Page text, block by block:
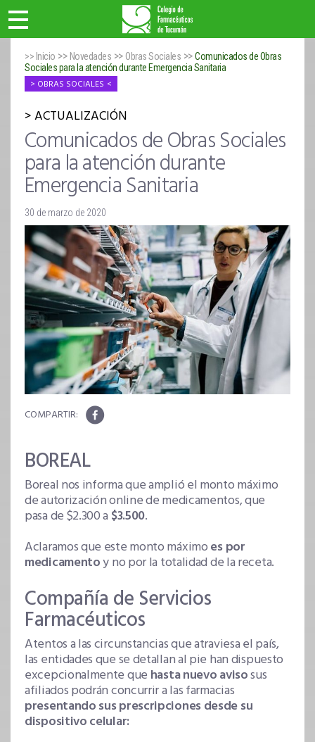
>> Inicio >> Novedades >> Obras Sociales >>Comunicados de Obras
Sociales para la atención durante Emergencia Sanitaria
OBRAS SOCIALES
ACTUALIZACIÓN
Comunicados de Obras Sociales
para la atención durante
Emergencia Sanitaria
30 de marzo de 2020
BOREAL
Boreal nos informa que amplió el monto máximo
de autorización online de medicamentos, que
pasa de $2.300 a $3.500.
Aclaramos que este monto máximoes por
medicamentoy no por la totalidad de la receta.
Compañía de Servicios
Farmacéuticos
Atentos a las circunstancias que atraviesa el país,
las entidades que se detallan al pie han dispuesto
excepcionalmente que hasta nuevo avisosus
afiliados podrán concurrir a las farmacias
presentando sus prescripciones desde su
dispositivo celular: